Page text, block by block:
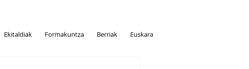
Ekitaldiak Formakuntza Berriak Euskara